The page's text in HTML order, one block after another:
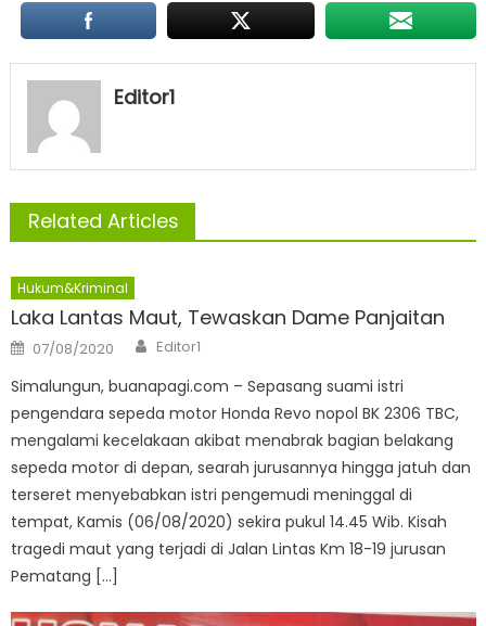
Editor1
Related Articles
Hukum&Kriminal
Laka Lantas Maut, Tewaskan Dame Panjaitan
Posted
on
07/08/2020 Author
Editor1
Simalungun, buanapagi.com – Sepasang suami istri
pengendara sepeda motor Honda Revo nopol BK 2306 TBC,
mengalami kecelakaan akibat menabrak bagian belakang
sepeda motor di depan, searah jurusannya hingga jatuh dan
terseret menyebabkan istri pengemudi meninggal di
tempat, Kamis (06/08/2020) sekira pukul 14.45 Wib. Kisah
tragedi maut yang terjadi di Jalan Lintas Km 18-19 jurusan
Pematang […]